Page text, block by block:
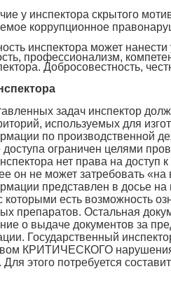
у инспектора скрытого
коррупционное
инспектора может
профессионализм,
Добросовестность,
задач инспектор
используемых для
по производственной
доступа ограничен целями
нет права на
он не может затребовать
представлен в досье
которыми есть возможность
препаратов. Остальная
о выдаче документов за
Государственный
КРИТИЧЕСКОГО
этого потребуется